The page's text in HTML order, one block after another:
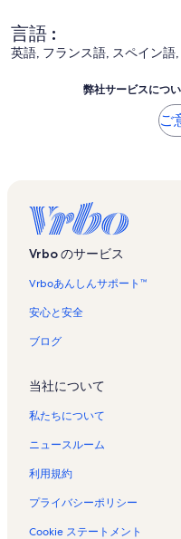
言語 :
英語, フランス語, スペイン語
弊社サービスにつ
ご
Vrbo のサービス
Vrboあんしんサポート™
安心と安全
ブログ
当社について
私たちについて
ニュースルーム
利用規約
プライバシーポリシー
Cookie ステートメント